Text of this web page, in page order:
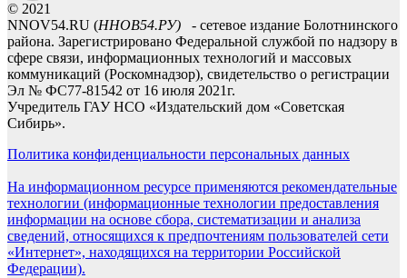
© 2021
NNOV54.RU (ННОВ54.РУ) - сетевое издание Болотнинского
района. Зарегистрировано Федеральной службой по надзору в
сфере связи, информационных технологий и массовых
коммуникаций (Роскомнадзор), свидетельство о регистрации
Эл № ФС77-81542 от 16 июля 2021г.
Учредитель ГАУ НСО «Издательский дом «Советская
Сибирь».
Политика конфиденциальности персональных данных
На информационном ресурсе применяются рекомендательные
технологии (информационные технологии предоставления
информации на основе сбора, систематизации и анализа
сведений, относящихся к предпочтениям пользователей сети
«Интернет», находящихся на территории Российской
Федерации).